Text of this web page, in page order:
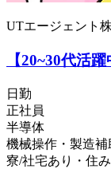
UTエージェント
【20~30代活
日勤
正社員
半導体
機械操作・製造補
寮/社宅あり・住